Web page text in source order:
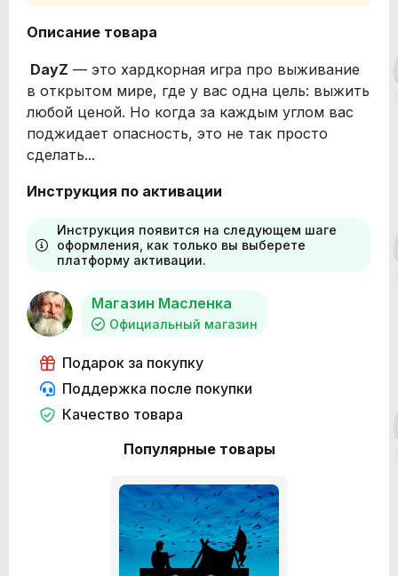
Популярные товары
Описание товара
DayZ — это хардкорная игра про выживание
в открытом мире, где у вас одна цель: выжить
любой ценой. Но когда за каждым углом вас
поджидает опасность, это не так просто
сделать...
Инструкция по активации
Инструкция появится на следующем шаге
оформления, как только вы выберете
платформу активации.
Магазин Масленка
Официальный магазин
Подарок за покупку
Поддержка после покупки
Качество товара